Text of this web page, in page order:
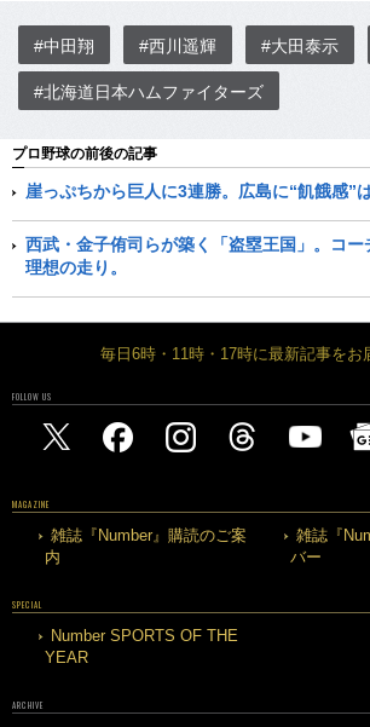
#中田翔 #西川遥輝 #大田泰示
#北海道日本ハムファイターズ
プロ野球の前後の記事
崖っぷちから巨人に3連勝。広島に“飢餓感”
西武・金子侑司らが築く「盗塁王国」。コー
理想の走り。
毎日6時・11時・17時に最新記事をお
FOLLOW US
MAGAZINE
雑誌『Number』購読のご案
内
雑誌『
バー
SPECIAL
Number SPORTS OF THE
YEAR
ARCHIVE